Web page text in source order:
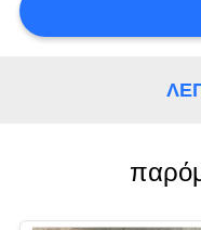
ΖΗΤΉΣΤΕ
SITEMAP